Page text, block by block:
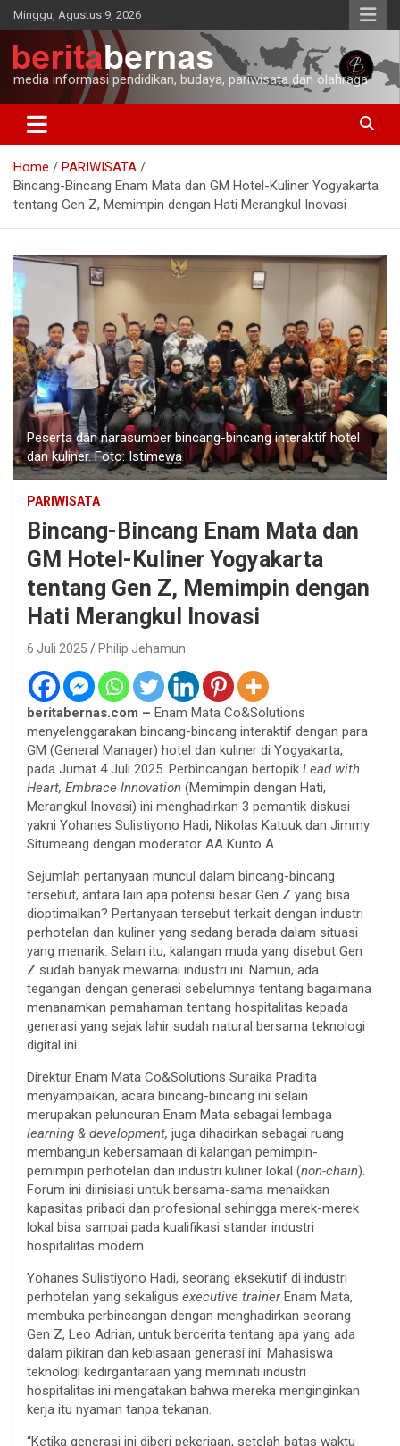
Skip
to
content
Minggu, Agustus 9, 2026
media informasi pendidikan, budaya, pariwisata dan olahraga
Home
PARIWISATA
Bincang-Bincang Enam Mata dan GM Hotel-Kuliner Yogyakarta
tentang Gen Z, Memimpin dengan Hati Merangkul Inovasi
Peserta dan narasumber bincang-bincang interaktif hotel
dan kuliner. Foto: Istimewa
PARIWISATA
Bincang-Bincang Enam Mata dan
GM Hotel-Kuliner Yogyakarta
tentang Gen Z, Memimpin dengan
Hati Merangkul Inovasi
6 Juli 2025 Philip Jehamun
beritabernas.com – Enam Mata Co&Solutions
menyelenggarakan bincang-bincang interaktif dengan para
GM (General Manager) hotel dan kuliner di Yogyakarta,
pada Jumat 4 Juli 2025. Perbincangan bertopik Lead with
Heart, Embrace Innovation (Memimpin dengan Hati,
Merangkul Inovasi) ini menghadirkan 3 pemantik diskusi
yakni Yohanes Sulistiyono Hadi, Nikolas Katuuk dan Jimmy
Situmeang dengan moderator AA Kunto A.
Sejumlah pertanyaan muncul dalam bincang-bincang
tersebut, antara lain apa potensi besar Gen Z yang bisa
dioptimalkan? Pertanyaan tersebut terkait dengan industri
perhotelan dan kuliner yang sedang berada dalam situasi
yang menarik. Selain itu, kalangan muda yang disebut Gen
Z sudah banyak mewarnai industri ini. Namun, ada
tegangan dengan generasi sebelumnya tentang bagaimana
menanamkan pemahaman tentang hospitalitas kepada
generasi yang sejak lahir sudah natural bersama teknologi
digital ini.
Direktur Enam Mata Co&Solutions Suraika Pradita
menyampaikan, acara bincang-bincang ini selain
merupakan peluncuran Enam Mata sebagai lembaga
learning & development, juga dihadirkan sebagai ruang
membangun kebersamaan di kalangan pemimpin-
pemimpin perhotelan dan industri kuliner lokal (non-chain).
Forum ini diinisiasi untuk bersama-sama menaikkan
kapasitas pribadi dan profesional sehingga merek-merek
lokal bisa sampai pada kualifikasi standar industri
hospitalitas modern.
Yohanes Sulistiyono Hadi, seorang eksekutif di industri
perhotelan yang sekaligus executive trainerEnam Mata,
membuka perbincangan dengan menghadirkan seorang
Gen Z, Leo Adrian, untuk bercerita tentang apa yang ada
dalam pikiran dan kebiasaan generasi ini. Mahasiswa
teknologi kedirgantaraan yang meminati industri
hospitalitas ini mengatakan bahwa mereka menginginkan
kerja itu nyaman tanpa tekanan.
“Ketika generasi ini diberi pekerjaan, setelah batas waktu